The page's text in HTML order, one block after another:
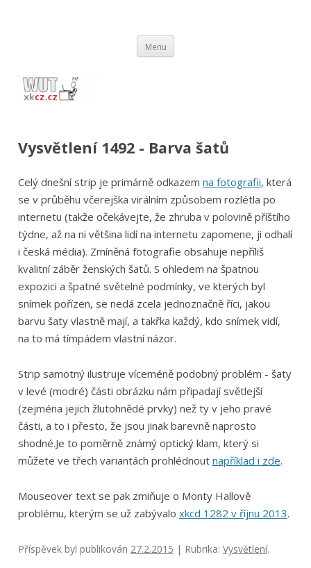
Menu
Vysvětlení 1492 - Barva šatů
Celý dnešní strip je primárně odkazem na fotografii, která
se v průběhu včerejška virálním způsobem rozlétla po
internetu (takže očekávejte, že zhruba v polovině příštího
týdne, až na ni většina lidí na internetu zapomene, ji odhalí
i česká média). Zmíněná fotografie obsahuje nepříliš
kvalitní záběr ženských šatů. S ohledem na špatnou
expozici a špatné světelné podmínky, ve kterých byl
snímek pořízen, se nedá zcela jednoznačně říci, jakou
barvu šaty vlastně mají, a takřka každý, kdo snímek vidí,
na to má tímpádem vlastní názor.
Strip samotný ilustruje víceméně podobný problém - šaty
v levé (modré) části obrázku nám připadají světlejší
(zejména jejich žlutohnědé prvky) než ty v jeho pravé
části, a to i přesto, že jsou jinak barevně naprosto
shodné.Je to poměrně známý optický klam, který si
můžete ve třech variantách prohlédnout například i zde.
Mouseover text se pak zmiňuje o Monty Hallově
problému, kterým se už zabývalo xkcd 1282 v říjnu 2013.
Příspěvek byl publikován 27.2.2015 | Rubrika: Vysvětlení.